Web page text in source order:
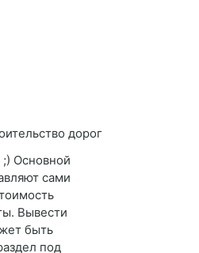
Основной
сами
Вывести
быть
под